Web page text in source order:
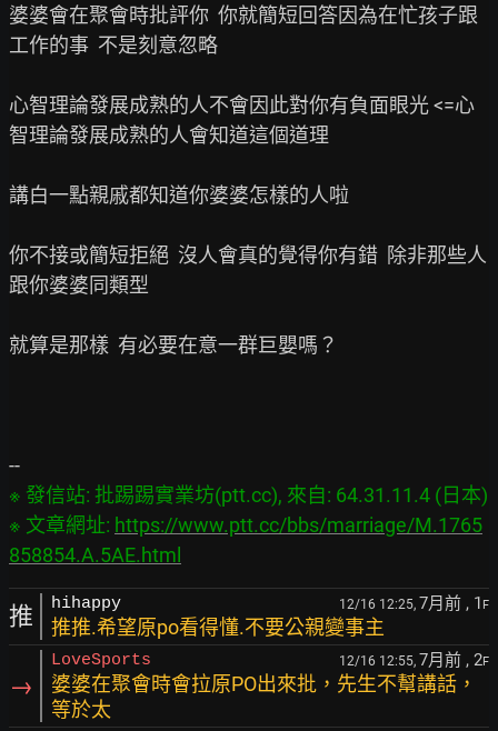
婆婆會在聚會時批評你  你就簡短回答因為在忙孩子跟
工作的事  不是刻意忽略
心智理論發展成熟的人不會因此對你有負面眼光 <=心
智理論發展成熟的人會知道這個道理
講白一點親戚都知道你婆婆怎樣的人啦
你不接或簡短拒絕  沒人會真的覺得你有錯  除非那些人
跟你婆婆同類型
就算是那樣  有必要在意一群巨嬰嗎？
※ 發信站: 批踢踢實業坊(ptt.cc), 來自: 64.31.11.4 (日本)
※ 文章網址: https://www.ptt.cc/bbs/marriage/M.1765
858854.A.5AE.html
推 hihappy 12/16 12:25, 7月前 , 1 F
推推.希望原po看得懂.不要公親變事主
→
LoveSports 12/16 12:55, 7月前 , 2F
婆婆在聚會時會拉原PO出來批，先生不幫講話，
等於太